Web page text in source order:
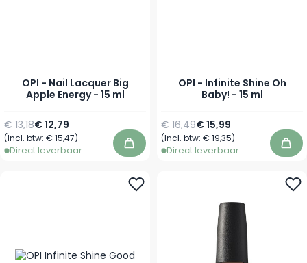
OPI - Nail Lacquer Big
Apple Energy - 15 ml
Speciale prijs
€ 12,79
Normale prijs
€ 13,18
(Incl. btw: € 15,47)
Direct leverbaar In winkelwagen
OPI - Infinite Shine Oh
Baby! - 15 ml
Speciale prijs
€ 15,99
Normale prijs
€ 16,49
(Incl. btw: € 19,35)
Direct leverbaar In